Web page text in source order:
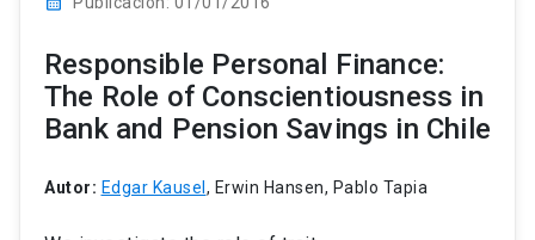
Responsible Personal Finance:
The Role of Conscientiousness in
Bank and Pension Savings in Chile
Autor: Edgar Kausel , Erwin Hansen, Pablo Tapia